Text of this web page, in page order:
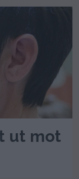
ut mot